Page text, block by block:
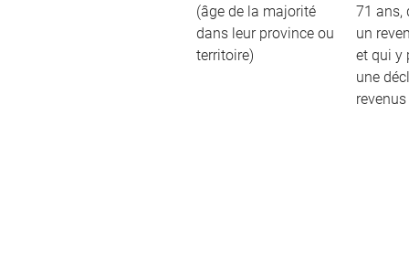
(âge de la majorité
dans leur province ou
territoire)
71 ans,
un
et qui y
une
revenus